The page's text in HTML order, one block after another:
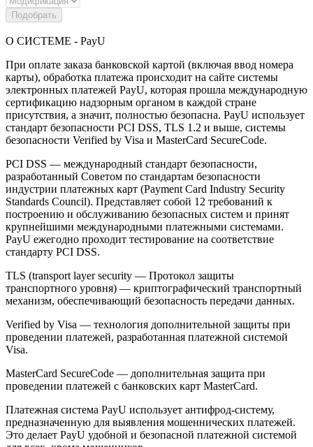
Подобрать
О СИСТЕМЕ - PayU
При оплате заказа банковской картой (включая ввод номера
карты), обработка платежа происходит на сайте системы
электронных платежей PayU, которая прошла международную
сертификацию надзорным органом в каждой стране
присутствия, а значит, полностью безопасна. PayU использует
стандарт безопасности PCI DSS, TLS 1.2 и выше, системы
безопасности Verified by Visa и MasterCard SecureCode.
PCI DSS — международный стандарт безопасности,
разработанный Советом по стандартам безопасности
индустрии платежных карт (Payment Card Industry Security
Standards Council). Представляет собой 12 требований к
построению и обслуживанию безопасных систем и принят
крупнейшими международными платежными системами.
PayU ежегодно проходит тестирование на соответствие
стандарту PCI DSS.
TLS (transport layer security — Протокол защиты
транспортного уровня) — криптографический транспортный
механизм, обеспечивающий безопасность передачи данных.
Verified by Visa — технология дополнительной защиты при
проведении платежей, разработанная платежной системой
Visa.
MasterCard SecureCode — дополнительная защита при
проведении платежей с банковских карт MasterCard.
Платежная система PayU использует антифрод-систему,
предназначенную для выявления мошеннических платежей.
Это делает PayU удобной и безопасной платежной системой